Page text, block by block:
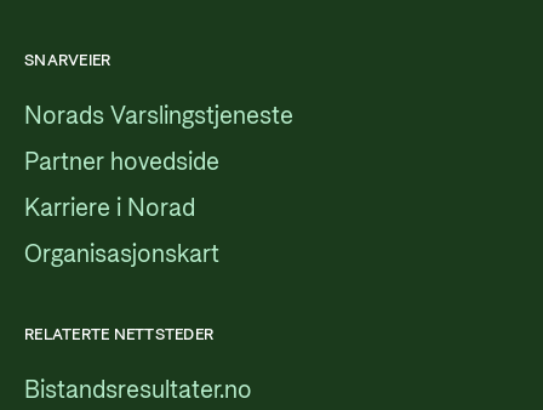
SNARVEIER
Norads Varslingstjeneste
Partner hovedside
Karriere i Norad
Organisasjonskart
RELATERTE NETTSTEDER
Bistandsresultater.no